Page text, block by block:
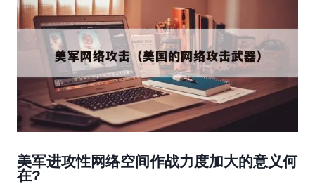
美军进攻性网络空间作战力度加大的意义何
在?